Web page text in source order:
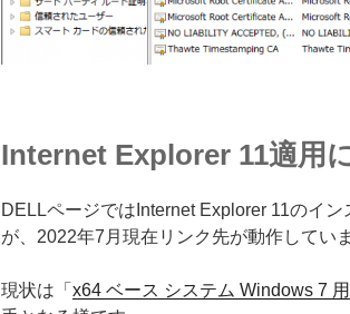
Internet Explorer 11適用
DELLページではInternet Explorer 11のイ
が、2022年7月現在リンク先が動作してい
現状は「 x64 ベース システム Windows 7